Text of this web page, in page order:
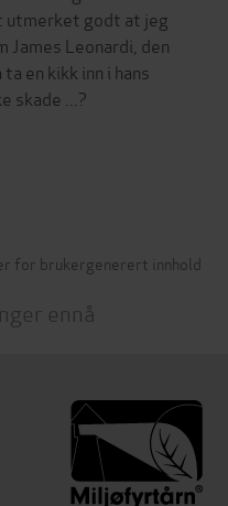
utmerket godt at jeg
James Leonardi, den
en kikk inn i hans
skade ...?
for brukergenerert innhold
ennå